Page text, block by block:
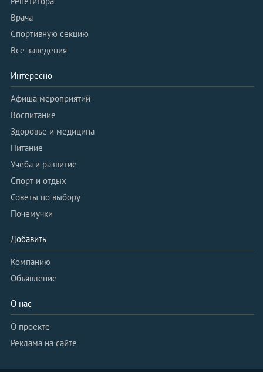
Врача
Спортивную секцию
Все заведения
Интересно
Афиша мероприятий
Воспитание
Здоровье и медицина
Питание
Учёба и развитие
Спорт и отдых
Советы по выбору
Почемучки
Добавить
Компанию
Объявление
О нас
О проекте
Реклама на сайте